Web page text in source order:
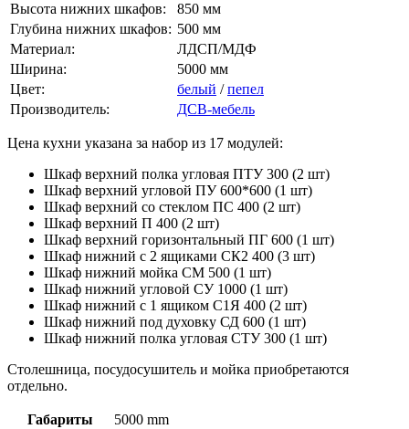
Высота нижних шкафов:
850 мм
Глубина нижних шкафов: 500 мм
Материал:
ЛДСП/МДФ
Ширина:
5000 мм
Цвет:
белый /пепел
Производитель:
ДСВ-мебель
Цена кухни указана за набор из 17 модулей:
Шкаф верхний полка угловая ПТУ 300 (2 шт)
Шкаф верхний угловой ПУ 600*600 (1 шт)
Шкаф верхний со стеклом ПС 400 (2 шт)
Шкаф верхний П 400 (2 шт)
Шкаф верхний горизонтальный ПГ 600 (1 шт)
Шкаф нижний с 2 ящиками СК2 400 (3 шт)
Шкаф нижний мойка СМ 500 (1 шт)
Шкаф нижний угловой СУ 1000 (1 шт)
Шкаф нижний с 1 ящиком С1Я 400 (2 шт)
Шкаф нижний под духовку СД 600 (1 шт)
Шкаф нижний полка угловая СТУ 300 (1 шт)
Столешница, посудосушитель и мойка приобретаются
отдельно.
Габариты 5000 mm